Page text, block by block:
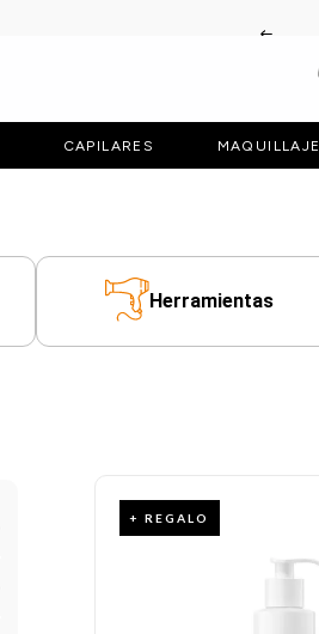
CAPILARES MAQUILLAJE
Herramientas
+ REGALO